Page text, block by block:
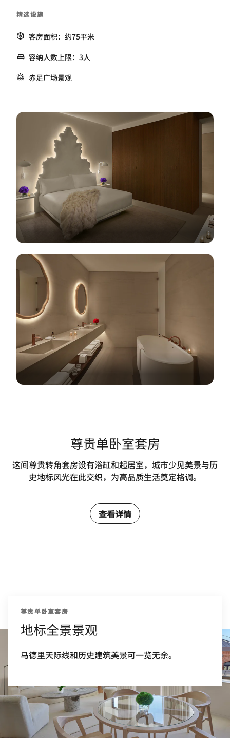
精选设施
客房面积：约75平米
容纳人数上限：3人
赤足广场景观
尊贵单卧室套房
这间尊贵转角套房设有浴缸和起居室，城市少见美景与历
史地标风光在此交织，为高品质生活奠定格调。
查看详情
尊贵单卧室套房
地标全景景观
马德里天际线和历史建筑美景可一览无余。